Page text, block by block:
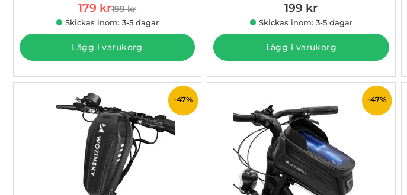
rea pris
179 krtidigare pris
199 kr
Skickas inom: 3-5 dagar
Lägg i varukorg
199 kr
Skickas inom: 3-5 dagar
Lägg i varukorg
-47% -47%